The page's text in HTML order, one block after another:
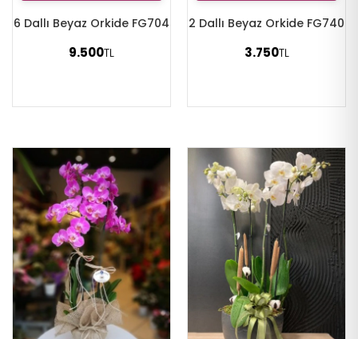
6 Dallı Beyaz Orkide FG704
9.500TL
2 Dallı Beyaz Orkide FG740
3.750TL